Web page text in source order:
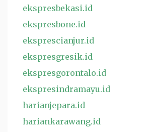
ekspresbekasi.id
ekspresbone.id
eksprescianjur.id
ekspresgresik.id
ekspresgorontalo.id
ekspresindramayu.id
harianjepara.id
hariankarawang.id